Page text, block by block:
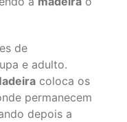
de
e adulto.
coloca os
permanecem
depois a